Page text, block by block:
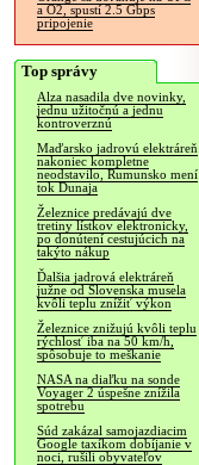
a O2, spustí 2.5 Gbps
pripojenie
Top správy
Alza nasadila dve novinky,
jednu užitočnú a jednu
kontroverznú
Maďarsko jadrovú elektráreň
nakoniec kompletne
neodstavilo, Rumunsko mení
tok Dunaja
Železnice predávajú dve
tretiny lístkov elektronicky,
po donútení cestujúcich na
takýto nákup
Ďalšia jadrová elektráreň
južne od Slovenska musela
kvôli teplu znížiť výkon
Železnice znižujú kvôli teplu
rýchlosť iba na 50 km/h,
spôsobuje to meškanie
NASA na diaľku na sonde
Voyager 2 úspešne znížila
spotrebu
Súd zakázal samojazdiacim
Google taxíkom dobíjanie v
noci, rušili obyvateľov